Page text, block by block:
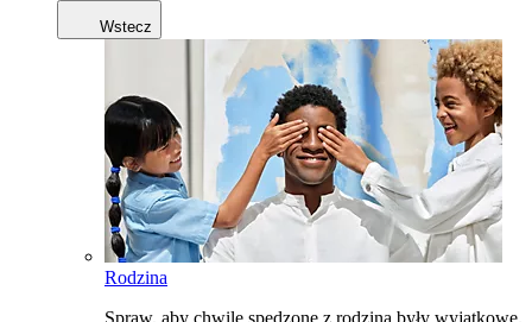
Wstecz
Rodzina
Spraw, aby chwile spędzone z rodziną były wyjątkowe.